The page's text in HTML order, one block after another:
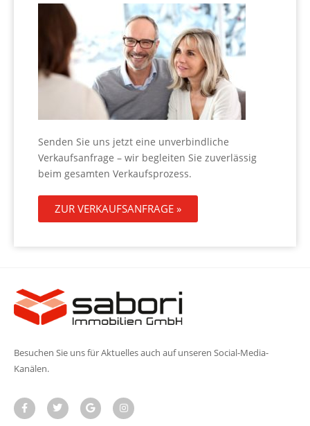
Senden Sie uns jetzt eine unverbindliche
Verkaufsanfrage – wir begleiten Sie zuverlässig
beim gesamten Verkaufsprozess.
ZUR VERKAUFSANFRAGE »
Besuchen Sie uns für Aktuelles auch auf unseren Social-Media-
Kanälen.